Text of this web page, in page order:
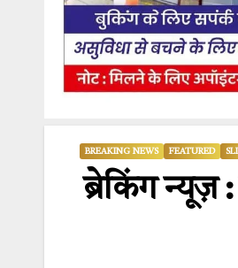
BREAKING NEWS FEATURED
ब्रेकिंग न्यूज़